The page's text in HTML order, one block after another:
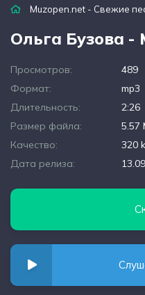
Muzopen.net - Свежие
Ольга Бузова -
Просмотров:
489
Формат:
mp3
Длительность:
2:26
Размер файла:
5.57
Качество:
320
Дата релиза: